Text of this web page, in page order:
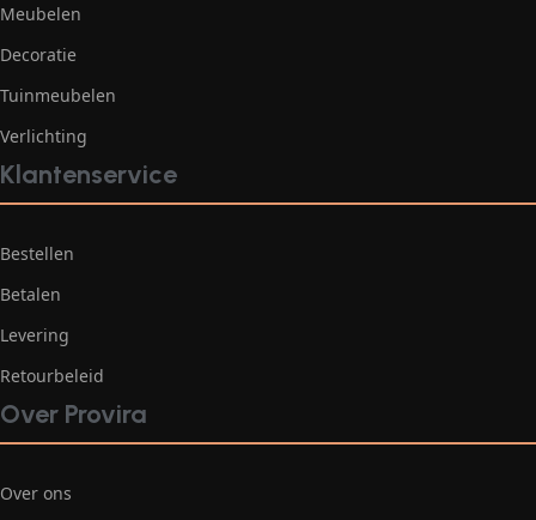
Meubelen
Decoratie
Tuinmeubelen
Verlichting
Klantenservice
Bestellen
Betalen
Levering
Retourbeleid
Over Provira
Over ons